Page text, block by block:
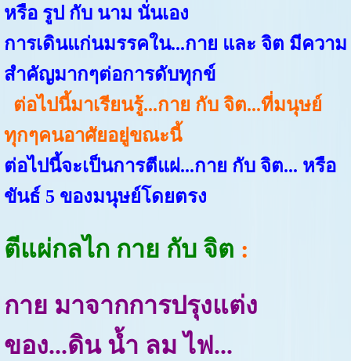
หรือ รูป กับ นาม นั่นเอง
การเดินแก่นมรรคใน...กาย และ จิต มีความ
สำคัญมากๆต่อการดับทุกข์
ต่อไปนี้มาเรียนรู้...กาย กับ จิต...ที่มนุษย์
ทุกๆคนอาศัยอยู่ขณะนี้
ต่อไปนี้จะเป็นการตีแผ่...กาย กับ จิต... หรือ
ขันธ์ 5 ของมนุษย์โดยตรง
ตีแผ่กลไก กาย กับ จิต :
กาย มาจากการปรุงแต่ง
ของ...ดิน น้ำ ลม ไฟ...